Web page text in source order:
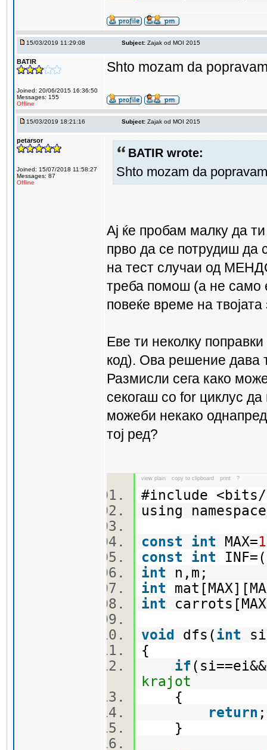
15/03/2019 11:29:08 Subject: Zajak od MOI 2015
BATIR
Joined: 20/06/2015 16:36:50
Messages: 155
Offline
Shto mozam da
15/03/2019 18:21:16 Subject: Zajak od MOI 2015
petarsor
Joined: 15/07/2018 11:58:27
Messages: 87
Offline
BATIR wrote:
Shto mozam da popravam
Ај ќе пробам малку да
прво да се потрудиш да
на тест случаи од
треба помош (а не само
повеќе време на
Еве ти неколку
код). Ова решение дава
Размисли сега како
секогаш со for циклус
можеби некако
тој ред?
view plain copy to clipboard print ?
#include
using
const
int MAX=
const
int INF=(
int n,m;
int
int
void dfs(int
{
if
krajot
{
return
}